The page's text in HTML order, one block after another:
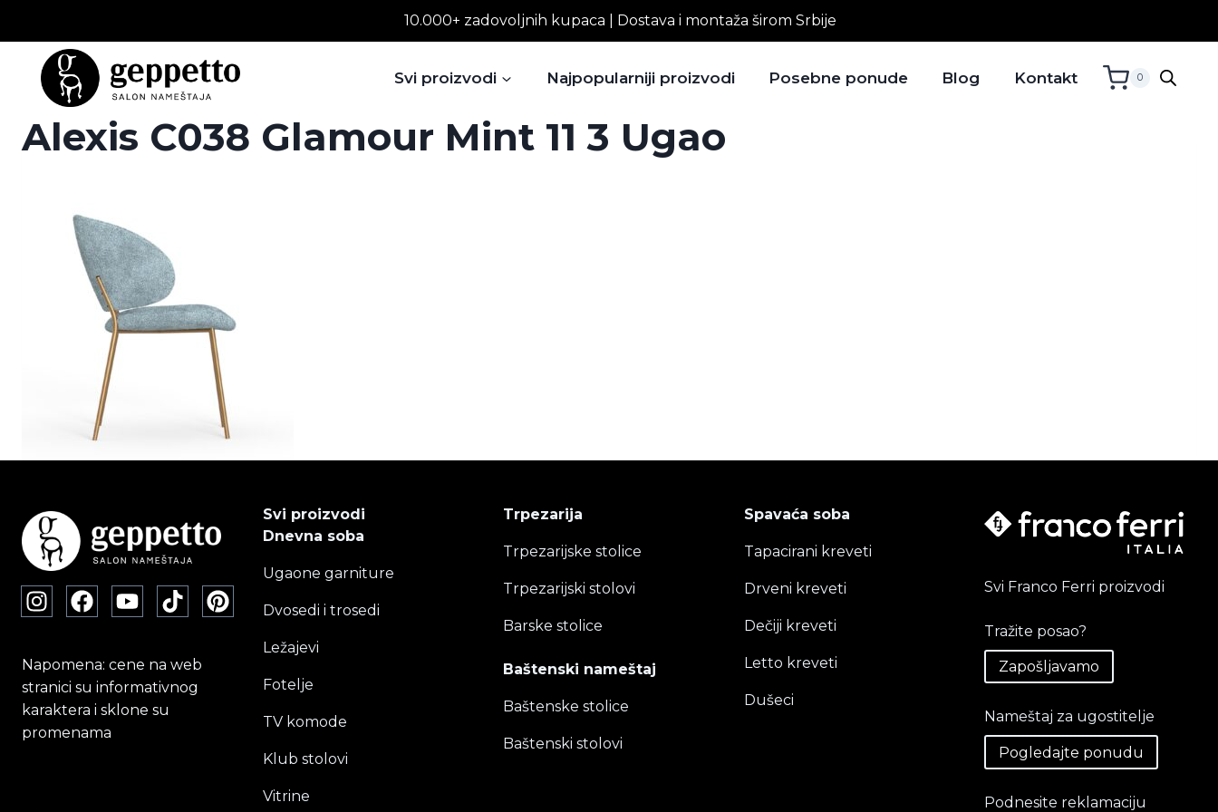
content
10.000+ zadovoljnih kupaca | Dostava i montaža širom Srbije
Svi proizvodi Najpopularniji proizvodi Posebne ponude Blog Kontakt 0
Alexis C038 Glamour Mint 11 3 Ugao
Napomena: cene na web
stranici su informativnog
karaktera i sklone su
promenama
Svi proizvodi
Dnevna soba
Ugaone garniture
Dvosedi i trosedi
Ležajevi
Fotelje
TV komode
Klub stolovi
Vitrine
Trpezarija
Trpezarijske stolice
Trpezarijski stolovi
Barske stolice
Baštenski nameštaj
Baštenske stolice
Baštenski stolovi
Spavaća soba
Tapacirani kreveti
Drveni kreveti
Dečiji kreveti
Letto kreveti
Dušeci
Svi Franco Ferri proizvodi
Tražite posao?
Zapošljavamo
Nameštaj za ugostitelje
Pogledajte ponudu
Podnesite reklamaciju